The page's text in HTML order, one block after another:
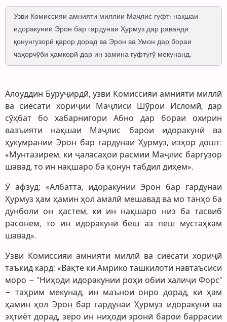
Узви Комиссияи амнияти миллии Маҷлис гуфт: нақшаи
идоракунии Эрон бар гардунаи Ҳурмуз дар раванди
қонунгузорӣ қарор дорад ва Эрон ва Умон дар бораи
чаҳорчӯби ҳамкорӣ дар ин замина гуфтугӯ мекунанд.
Алоуддин Буруҷирдӣ, узви Комиссияи амнияти миллӣ
ва сиёсати хориҷии Маҷлиси Шӯрои Исломӣ, дар
сӯҳбат бо хабарнигори Абно дар бораи охирин
вазъияти нақшаи Маҷлис барои идоракунӣ ва
ҳукумрании Эрон бар гардунаи Ҳурмуз, изҳор дошт:
«Мунтазирем, ки ҷаласаҳои расмии Маҷлис баргузор
шавад, то ин нақшаро ба қонун табдил диҳем».
Ӯ афзуд: «Албатта, идоракунии Эрон бар гардунаи
Ҳурмуз ҳам ҳамин ҳол амалӣ мешавад ва мо танҳо ба
дунболи он ҳастем, ки ин нақшаро низ ба тасвиб
расонем, то ин идоракунӣ беш аз пеш мустаҳкам
шавад».
Узви Комиссияи амнияти миллӣ ва сиёсати хориҷӣ
таъкид кард: «Вақте ки Амрико ташкилоти навтаъсиси
моро – "Ниҳоди идоракунии роҳи обии халиҷи Форс"
– таҳрим мекунад, ин маънои онро дорад, ки ҳам
ҳамин ҳол Эрон бар гардунаи Ҳурмуз идоракунӣ ва
эҳтиёт дорад, зеро ин ниҳоди эронӣ барои баррасии